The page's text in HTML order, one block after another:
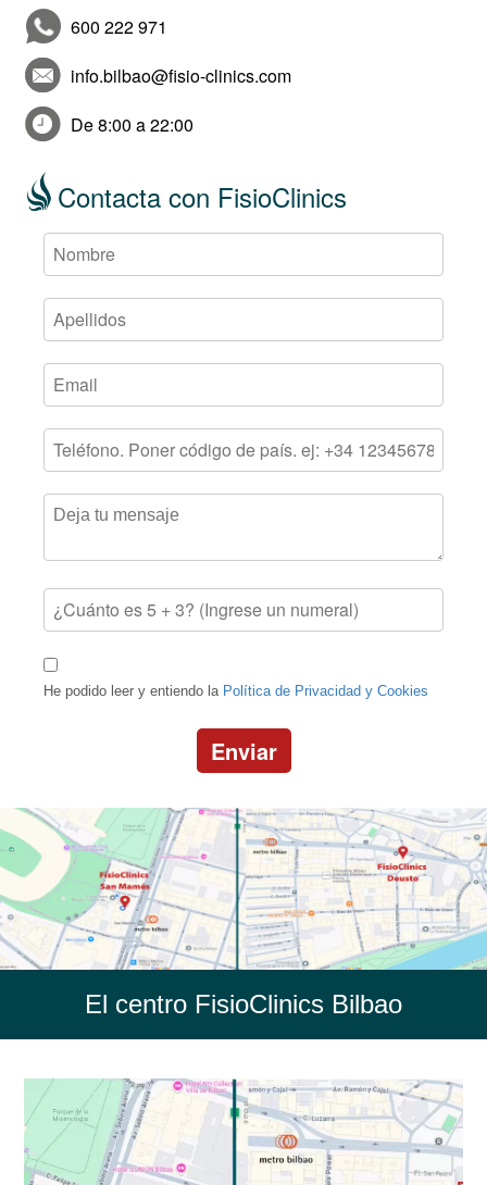
600 222 971
info.bilbao@fisio-clinics.com
De 8:00 a 22:00
Contacta con FisioClinics
He podido leer y entiendo la Política de Privacidad y Cookies
Enviar
El centro FisioClinics Bilbao